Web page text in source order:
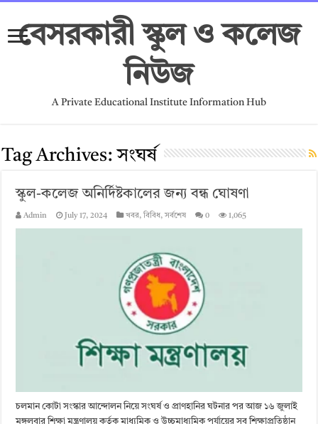
বেসরকারী স্কুল ও কলেজ
নিউজ
A Private Educational Institute Information Hub
Tag Archives:সংঘর্ষ
স্কুল-কলেজ অনির্দিষ্টকালের জন্য বন্ধ ঘোষণা
Admin July 17, 2024 খবর,বিবিধ,সর্বশেষ 0 1,065
চলমান কোটা সংস্কার আন্দোলন নিয়ে সংঘর্ষ ও প্রাণহানির ঘটনার পর আজ ১৬ জুলাই
মঙ্গলবার শিক্ষা মন্ত্রণালয় কর্তৃক মাধ্যমিক ও উচ্চমাধ্যমিক পর্যায়ের সব শিক্ষাপ্রতিষ্ঠান